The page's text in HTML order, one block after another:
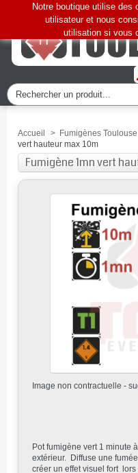
Notre boutique utilise des
utilisateur et nous
utilisation si vous
Accueil > Fumigènes Toulouse
vert hauteur max 10m
Fumigène 1mn vert
Image non contractuelle -
Pot fumigène vert 1 minute
extérieur. Diffuse une
créer un effet visuel fort